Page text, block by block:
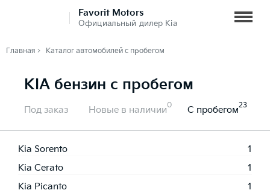
Favorit Motors
Официальный дилер Kia
Главная Каталог автомобилей с пробегом
KIA бензин с пробегом
Под заказ Новые в наличии0 С пробегом23
Kia Sorento
1
Kia Cerato
1
Kia Picanto
1